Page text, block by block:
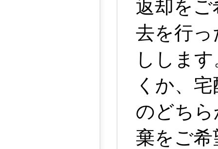
返却を
去を行
ししま
くか、
のどち
棄をご